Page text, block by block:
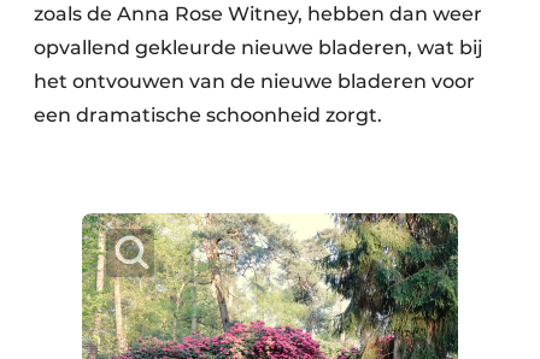
zoals de Anna Rose Witney, hebben dan weer
opvallend gekleurde nieuwe bladeren, wat bij
het ontvouwen van de nieuwe bladeren voor
een dramatische schoonheid zorgt.